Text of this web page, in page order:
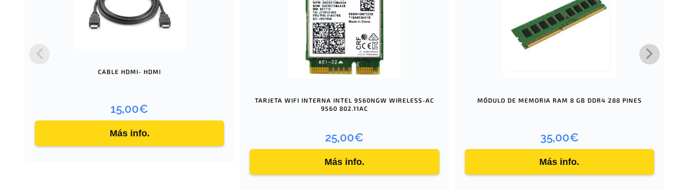
CABLE HDMI- HDMI
15,00€
Más info.
TARJETA WIFI INTERNA INTEL 9560NGW WIRELESS-AC
9560 802.11AC
25,00€
Más info.
MÓDULO DE MEMORIA RAM 8 GB DDR4 288 PINES
35,00€
Más info.